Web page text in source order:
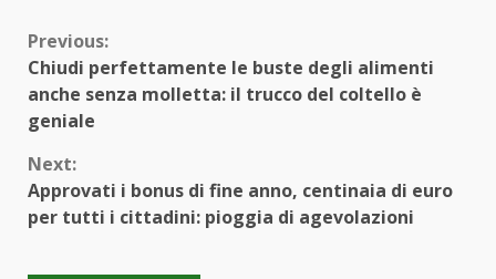
Continue
Reading
Previous:
Chiudi perfettamente le buste degli alimenti
anche senza molletta: il trucco del coltello è
geniale
Next:
Approvati i bonus di fine anno, centinaia di euro
per tutti i cittadini: pioggia di agevolazioni